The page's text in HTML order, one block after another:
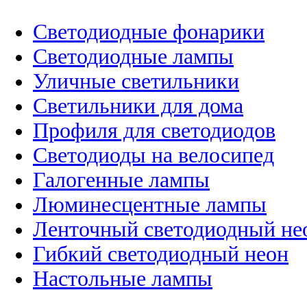
Светодиодные фонарики
Светодиодные лампы
Уличные светильники
Светильники для дома
Профиля для светодиодов
Светодиоды на велосипед
Галогенные лампы
Люминесцентные лампы
Ленточный светодиодный
Гибкий светодиодный неон
Настольные лампы